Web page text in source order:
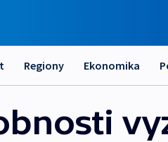
Regiony Ekonomika